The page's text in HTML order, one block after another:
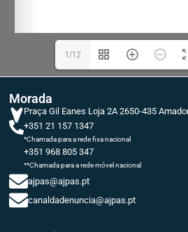
1/12
Morada
Praça Gil Eanes Loja 2A 2650-435
+351 21 157 1347
*Chamada para a rede fixa nacional
+351 968 805 347
**Chamada para a rede móvel nacional
ajpas@ajpas.pt
canaldadenuncia@ajpas.pt